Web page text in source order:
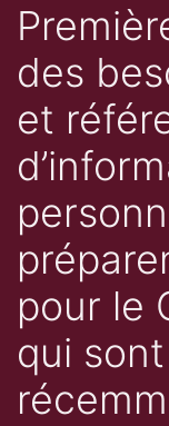
des
et
pour le
qui